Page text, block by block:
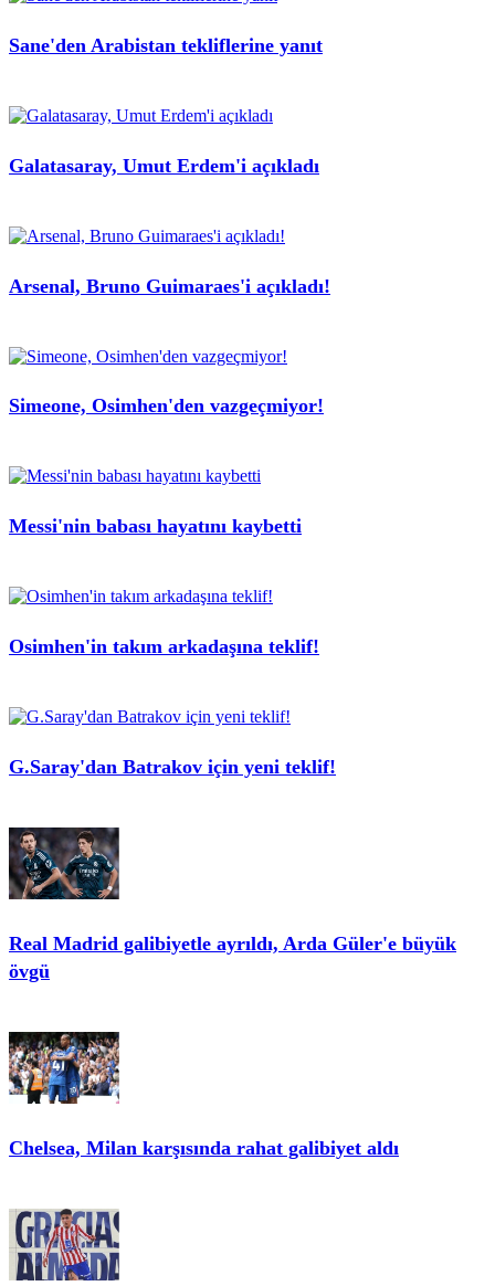
Sane'den Arabistan tekliflerine yanıt
Galatasaray, Umut Erdem'i açıkladı
Arsenal, Bruno Guimaraes'i açıkladı!
Simeone, Osimhen'den vazgeçmiyor!
Messi'nin babası hayatını kaybetti
Osimhen'in takım arkadaşına teklif!
G.Saray'dan Batrakov için yeni teklif!
Real Madrid galibiyetle ayrıldı, Arda Güler'e büyük
övgü
Chelsea, Milan karşısında rahat galibiyet aldı